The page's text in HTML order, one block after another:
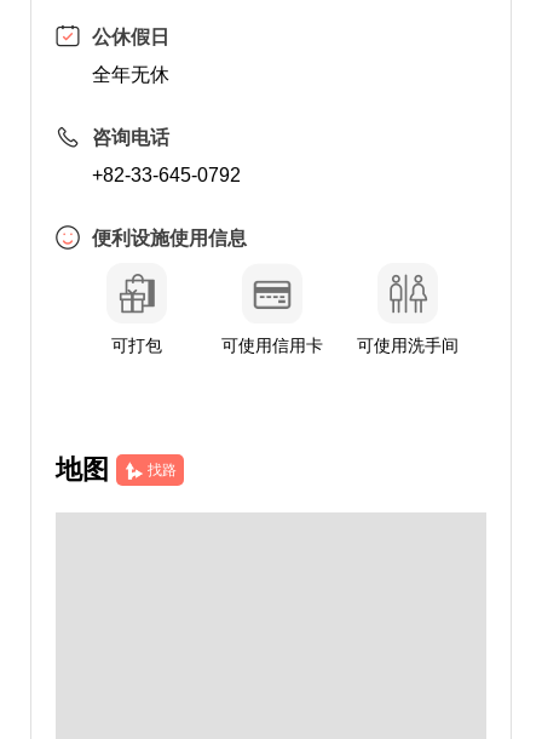
公休假日
全年无休
咨询电话
+82-33-645-0792
便利设施使用信息
可打包 可使用信用卡 可使用洗手间
地图 找路